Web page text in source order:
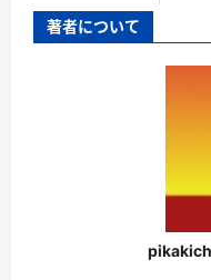
著者について